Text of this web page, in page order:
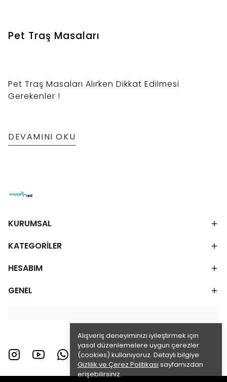
Alışveriş deneyiminizi iyileştirmek için
yasal düzenlemelere uygun çerezler
(cookies) kullanıyoruz. Detaylı bilgiye
Gizlilik ve Çerez Politikası sayfamızdan
erişebilirsiniz.
Pet Traş Masaları
Pet Traş Masaları Alırken Dikkat Edilmesi
Gerekenler !
DEVAMINI OKU
KURUMSAL
KATEGORİLER
HESABIM
GENEL